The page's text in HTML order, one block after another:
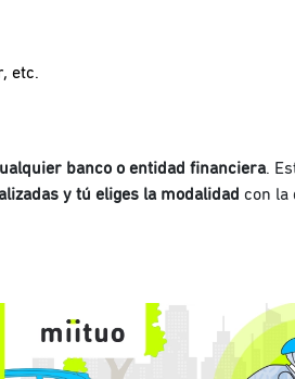
etc.
banco o entidad financiera.
y tú eliges la modalidad con la